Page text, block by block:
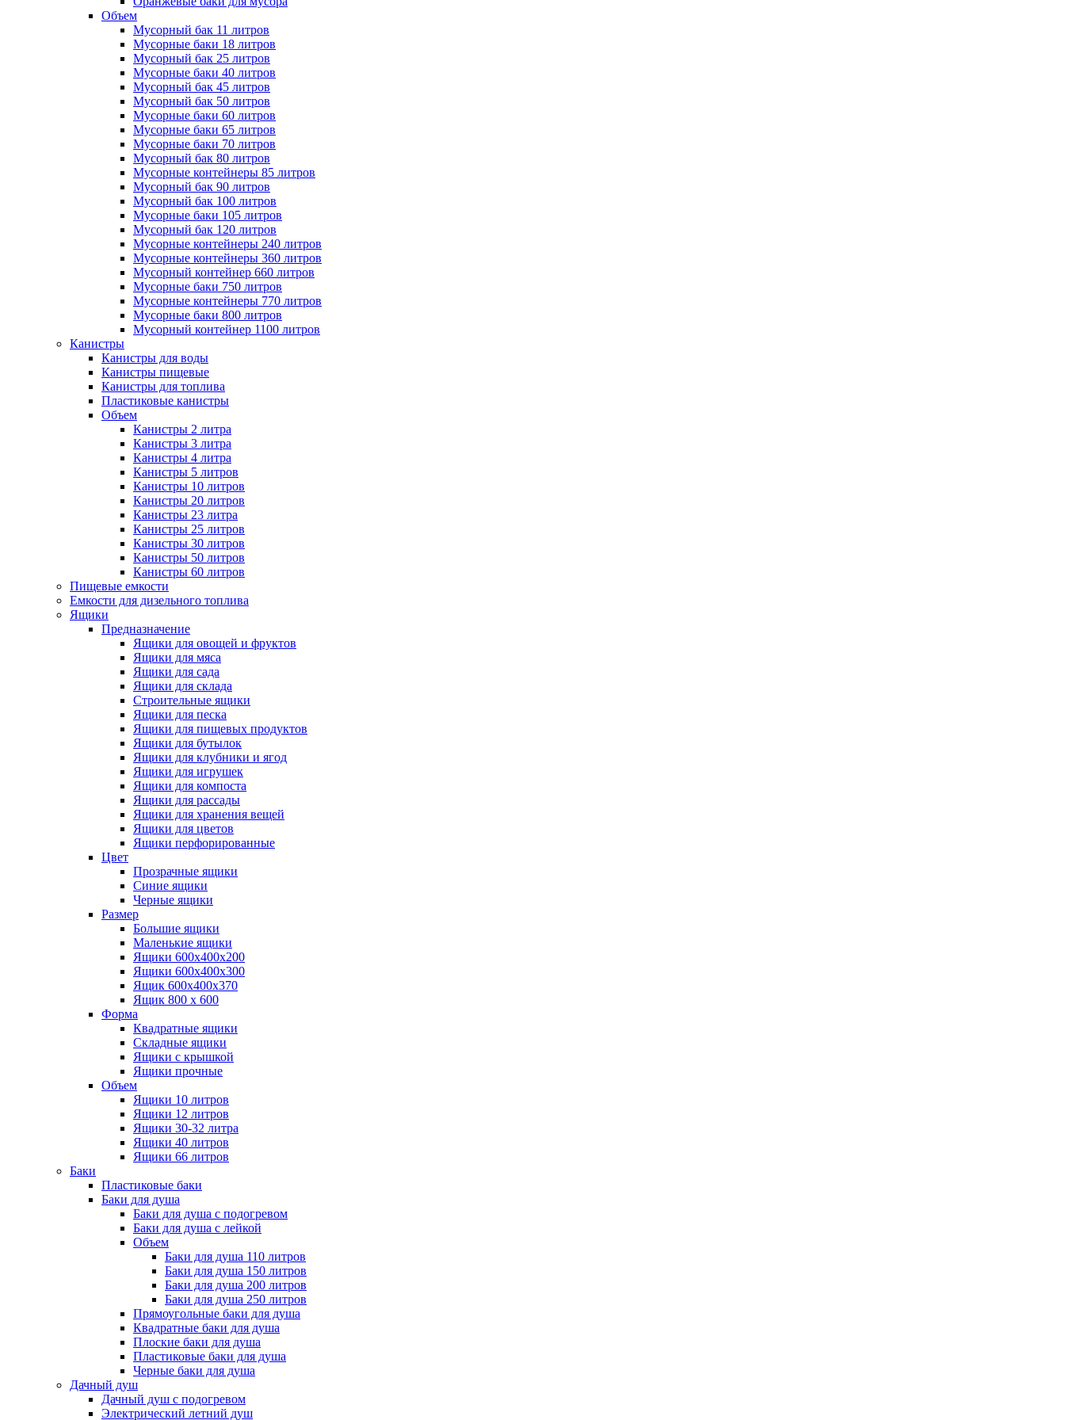
Объем
Мусорный бак 11 литров
Мусорные баки 18 литров
Мусорный бак 25 литров
Мусорные баки 40 литров
Мусорный бак 45 литров
Мусорный бак 50 литров
Мусорные баки 60 литров
Мусорные баки 65 литров
Мусорные баки 70 литров
Мусорный бак 80 литров
Мусорные контейнеры 85 литров
Мусорный бак 90 литров
Мусорный бак 100 литров
Мусорные баки 105 литров
Мусорный бак 120 литров
Мусорные контейнеры 240 литров
Мусорные контейнеры 360 литров
Мусорный контейнер 660 литров
Мусорные баки 750 литров
Мусорные контейнеры 770 литров
Мусорные баки 800 литров
Мусорный контейнер 1100 литров
Канистры
Канистры для воды
Канистры пищевые
Канистры для топлива
Пластиковые канистры
Объем
Канистры 2 литра
Канистры 3 литра
Канистры 4 литра
Канистры 5 литров
Канистры 10 литров
Канистры 20 литров
Канистры 23 литра
Канистры 25 литров
Канистры 30 литров
Канистры 50 литров
Канистры 60 литров
Пищевые емкости
Емкости для дизельного топлива
Ящики
Предназначение
Ящики для овощей и фруктов
Ящики для мяса
Ящики для сада
Ящики для склада
Строительные ящики
Ящики для песка
Ящики для пищевых продуктов
Ящики для бутылок
Ящики для клубники и ягод
Ящики для игрушек
Ящики для компоста
Ящики для рассады
Ящики для хранения вещей
Ящики для цветов
Ящики перфорированные
Цвет
Прозрачные ящики
Синие ящики
Черные ящики
Размер
Большие ящики
Маленькие ящики
Ящики 600х400х200
Ящики 600х400х300
Ящик 600х400х370
Ящик 800 х 600
Форма
Квадратные ящики
Складные ящики
Ящики с крышкой
Ящики прочные
Объем
Ящики 10 литров
Ящики 12 литров
Ящики 30-32 литра
Ящики 40 литров
Ящики 66 литров
Баки
Пластиковые баки
Баки для душа
Баки для душа с подогревом
Баки для душа с лейкой
Объем
Баки для душа 110 литров
Баки для душа 150 литров
Баки для душа 200 литров
Баки для душа 250 литров
Прямоугольные баки для душа
Квадратные баки для душа
Плоские баки для душа
Пластиковые баки для душа
Черные баки для душа
Дачный душ
Дачный душ с подогревом
Электрический летний душ